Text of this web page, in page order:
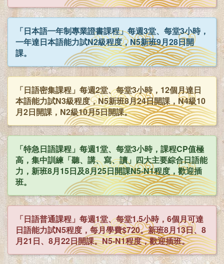
「日本語一年制專業證書課程」每週3堂、每堂3小時，
一年達日本語能力試N2級程度，N5新班9月28日開
課。
「日語密集課程」每週2堂、每堂3小時，12個月達日
本語能力試N3級程度，N5新班8月24日開課，N4級10
月2日開課，N2級10月5日開課。
「特急日語課程」每週1堂、每堂3小時，課程CP值極
高，集中訓練「聽、講、寫、讀」四大主要綜合日語能
力，新班8月15日及8月25日開課N5-N1程度，歡迎插
班。
「日語普通課程」每週1堂、每堂1.5小時，6個月可達
日語能力試N5程度，每月學費$720。新班8月13日、8
月21日、8月22日開課。N5-N1程度，歡迎插班。